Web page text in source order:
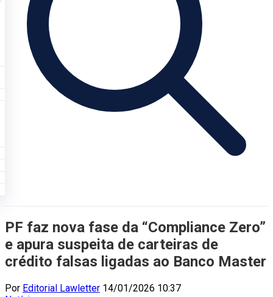
PF faz nova fase da “Compliance Zero”
e apura suspeita de carteiras de
crédito falsas ligadas ao Banco Master
Por Editorial Lawletter 14/01/2026 10:37